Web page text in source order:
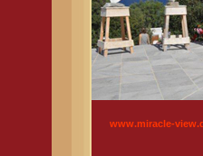
www.miracle-